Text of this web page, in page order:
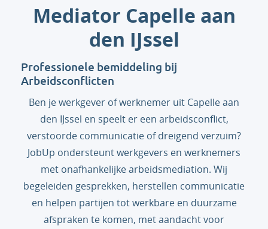
Mediator Capelle aan
den IJssel
Professionele bemiddeling bij
Arbeidsconflicten
Ben je werkgever of werknemer uit Capelle aan
den IJssel en speelt er een arbeidsconflict,
verstoorde communicatie of dreigend verzuim?
JobUp ondersteunt werkgevers en werknemers
met onafhankelijke arbeidsmediation. Wij
begeleiden gesprekken, herstellen communicatie
en helpen partijen tot werkbare en duurzame
afspraken te komen, met aandacht voor